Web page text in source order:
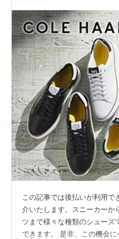
この記事では後払いが利用で
介いたします。スニーカーか
ツまで様々な種類のシューズ
できます。 是非、この機会